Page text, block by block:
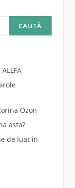
Ozon
asta?
de luat în